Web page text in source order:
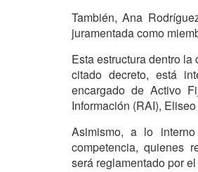
También, Ana
juramentada como
Esta estructura dentro
citado decreto, está
encargado de Activo
Información (RAI),
Asimismo, a lo
competencia, quienes
será reglamentado por